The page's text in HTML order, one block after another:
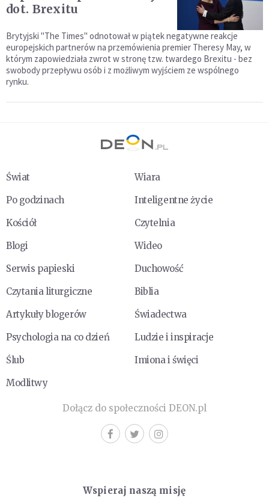
dot. Brexitu
Brytyjski "The Times" odnotował w piątek negatywne reakcje
europejskich partnerów na przemówienia premier Theresy May, w
którym zapowiedziała zwrot w stronę tzw. twardego Brexitu - bez
swobody przepływu osób i z możliwym wyjściem ze wspólnego
rynku.
Świat
Wiara
Po godzinach
Inteligentne życie
Kościół
Czytelnia
Blogi
Wideo
Serwis papieski
Duchowość
Czytania liturgiczne
Biblia
Artykuły blogerów
Świadectwa
Psychologia na co dzień
Ludzie i inspiracje
Ślub
Imiona i święci
Modlitwy
Dołącz do społeczności DEON.pl
Wspieraj naszą misję